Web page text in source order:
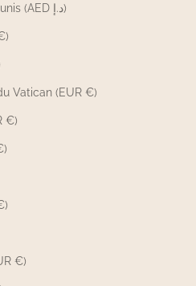
Émirats arabes unis (AED د.إ)
Vatican (EUR €)
€)
€)